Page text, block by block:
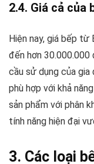
2.4. Giá cả của
Hiện nay, giá bếp
đến hơn 30.000.000
cầu sử dụng của
phù hợp với khả
sản phẩm với phân
tính năng hiện đại
3. Các loại